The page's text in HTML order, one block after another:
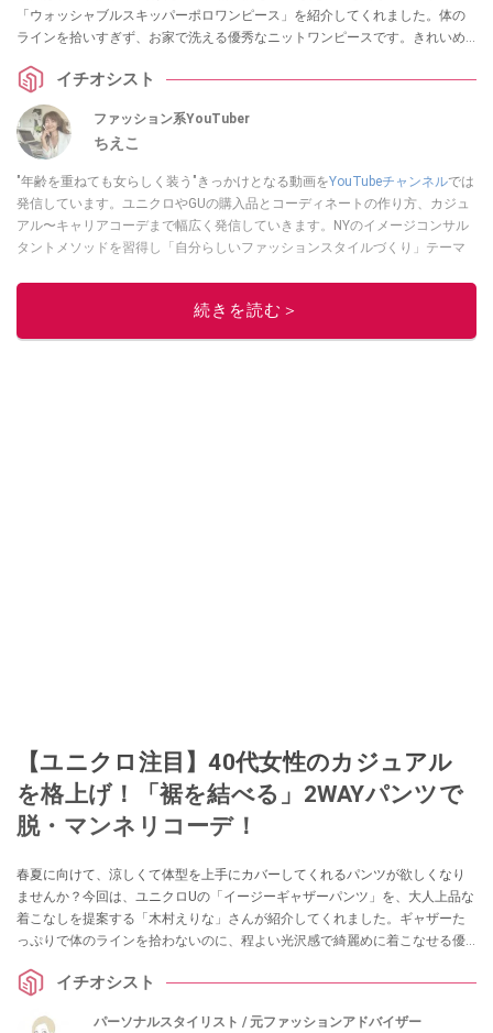
「ウォッシャブルスキッパーポロワンピース」を紹介してくれました。体の
ラインを拾いすぎず、お家で洗える優秀なニットワンピースです。きれいめ
は必見です！イチオシスト
ファッション系YouTuber
ちえこ
"年齢を重ねても女らしく装う"きっかけとなる動画をYouTubeチャンネルでは
発信しています。ユニクロやGUの購入品とコーディネートの作り方、カジュ
アル〜キャリアコーデまで幅広く発信していきます。NYのイメージコンサル
タントメソッドを習得し「自分らしいファッションスタイルづくり」テーマ
た、自身のキャリアコーデでもそのメソッドを活用し、経験とスキルを日々
積み上げ続けている外資系企業のコンサルタント（25年以上のキャリア）か
つ２児の母です。
続きを読む＞
【ユニクロ注目】40代女性のカジュアル
を格上げ！「裾を結べる」2WAYパンツで
脱・マンネリコーデ！
春夏に向けて、涼しくて体型を上手にカバーしてくれるパンツが欲しくなり
ませんか？今回は、ユニクロUの「イージーギャザーパンツ」を、大人上品な
着こなしを提案する「木村えりな」さんが紹介してくれました。ギャザーた
っぷりで体のラインを拾わないのに、程よい光沢感で綺麗めに着こなせる優
す！
イチオシスト
パーソナルスタイリスト / 元ファッションアドバイザー